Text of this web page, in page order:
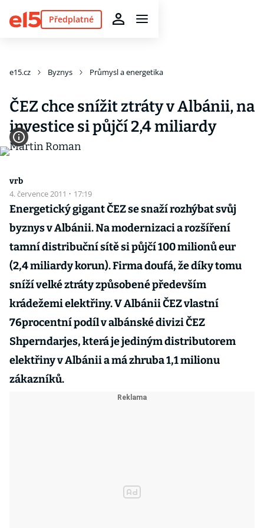
Předplatné
e15.cz Byznys Průmysl a energetika
ČEZ chce snížit ztráty v Albánii, na
investice si půjčí 2,4 miliardy
vrb
4. července 2011 · 17:19
Energetický gigant ČEZ se snaží rozhýbat svůj
byznys v Albánii. Na modernizaci a rozšíření
tamní distribuční sítě si půjčí 100 milionů eur
(2,4 miliardy korun). Firma doufá, že díky tomu
sníží velké ztráty způsobené především
krádežemi elektřiny. V Albánii ČEZ vlastní
76procentní podíl v albánské divizi ČEZ
Shperndarjes, která je jediným distributorem
elektřiny v Albánii a má zhruba 1,1 milionu
zákazníků.